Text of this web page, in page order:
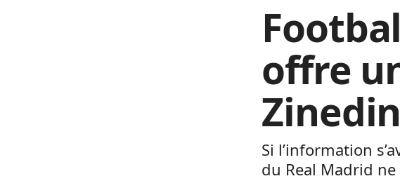
offre
Si l’information
du Real Madrid